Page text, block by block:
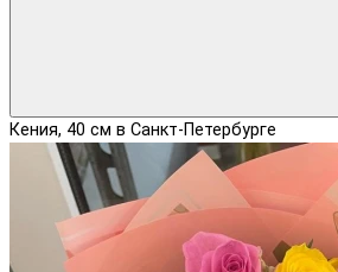
Кения, 40 см в Санкт-Петербурге